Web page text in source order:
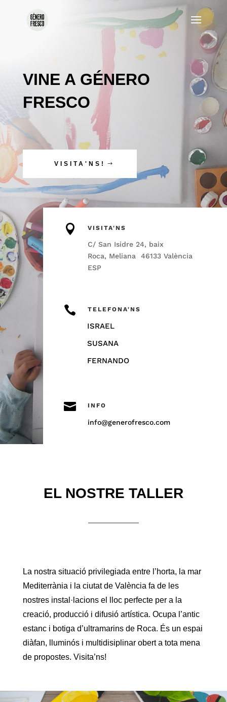
VINE A GÉNERO
FRESCO
VISITA'NS!
 VISITA'NS
C/ San Isidre 24, baix
Roca, Meliana 46133 València
ESP
 TELEFONA'NS
ISRAEL
SUSANA
FERNANDO
 INFO
info@generofresco.com
EL NOSTRE TALLER
La nostra situació privilegiada entre l’horta, la mar
Mediterrània i la ciutat de València fa de les
nostres instal·lacions el lloc perfecte per a la
creació, producció i difusió artística. Ocupa l’antic
estanc i botiga d’ultramarins de Roca. És un espai
diàfan, lluminós i multidisiplinar obert a tota mena
de propostes. Visita’ns!